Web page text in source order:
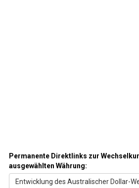
Permanente Direktlinks zur
ausgewählten Währung:
Entwicklung des Australischer Dollar-